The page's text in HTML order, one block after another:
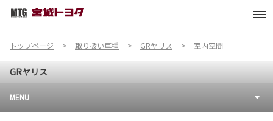
トップページ 取り扱い車種 GRヤリス 室内空間
GRヤリス
MENU